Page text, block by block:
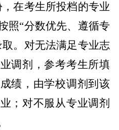
在考生所投档的专业
照“分数优先、遵循专
。对无法满足专业志
调剂，参考考生所填
绩 ，由学校调剂到该
；对不服从专业调剂